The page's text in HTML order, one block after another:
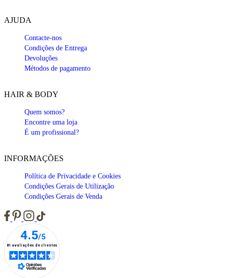
AJUDA
Contacte-nos
Condições de Entrega
Devoluções
Métodos de pagamento
HAIR & BODY
Quem somos?
Encontre uma loja
É um profissional?
INFORMAÇÕES
Política de Privacidade e Cookies
Condições Gerais de Utilização
Condições Gerais de Venda